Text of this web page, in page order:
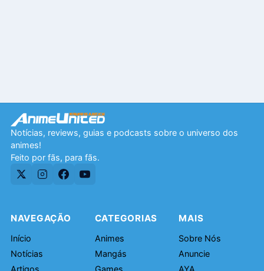
Notícias, reviews, guias e podcasts sobre o universo dos
animes!
Feito por fãs, para fãs.
NAVEGAÇÃO
Início
Notícias
CATEGORIAS
Animes
Mangás
MAIS
Sobre Nós
Anuncie